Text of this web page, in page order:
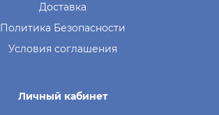
Доставка
Политика Безопасности
Условия соглашения
Личный кабинет